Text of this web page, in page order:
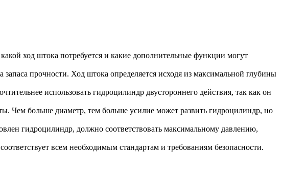
ход штока потребуется и какие дополнительные функции могут
прочности. Ход штока определяется исходя из максимальной глубины
использовать гидроцилиндр двустороннего действия, так как он
Чем больше диаметр, тем больше усилие может развить гидроцилиндр, но
гидроцилиндр, должно соответствовать максимальному давлению,
всем необходимым стандартам и требованиям безопасности.